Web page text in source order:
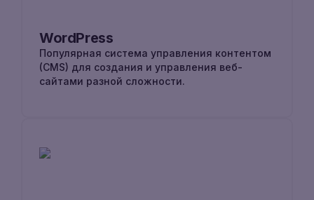
WordPress
Популярная система управления контентом
(CMS) для создания и управления веб-
сайтами разной сложности.